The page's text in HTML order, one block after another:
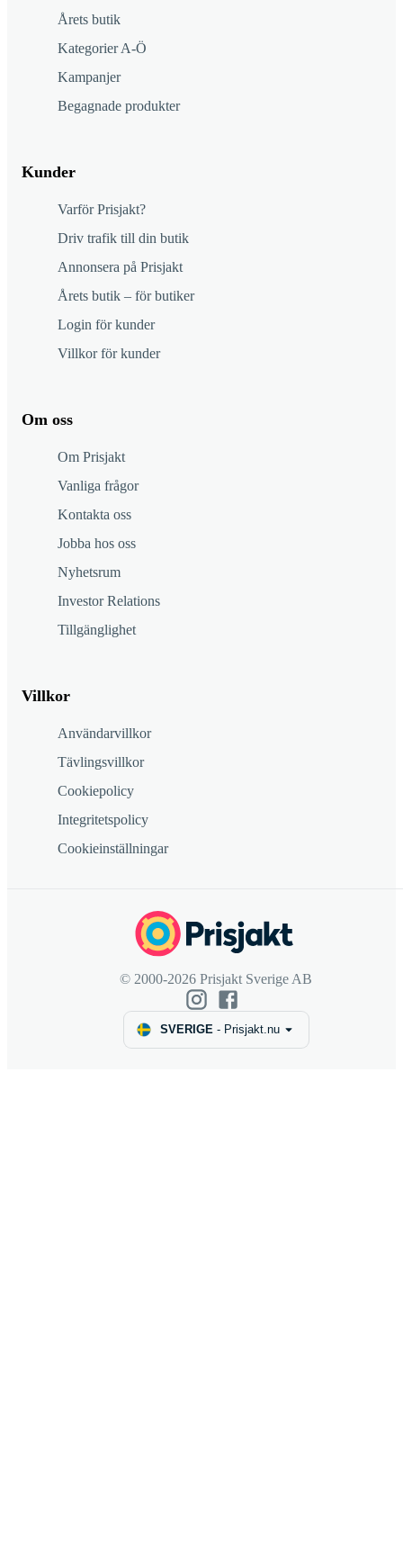
Årets butik
Kategorier A-Ö
Kampanjer
Begagnade produkter
Kunder
Varför Prisjakt?
Driv trafik till din butik
Annonsera på Prisjakt
Årets butik – för butiker
Login för kunder
Villkor för kunder
Om oss
Om Prisjakt
Vanliga frågor
Kontakta oss
Jobba hos oss
Nyhetsrum
Investor Relations
Tillgänglighet
Villkor
Användarvillkor
Tävlingsvillkor
Cookiepolicy
Integritetspolicy
Cookieinställningar
© 2000-2026 Prisjakt Sverige AB
SVERIGE- Prisjakt.nu